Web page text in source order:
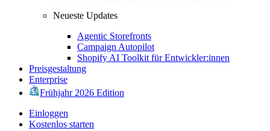
Neueste Updates
Agentic Storefronts
Campaign Autopilot
Shopify AI Toolkit für Entwickler:innen
Preisgestaltung
Enterprise
Frühjahr 2026 Edition
Einloggen
Kostenlos starten